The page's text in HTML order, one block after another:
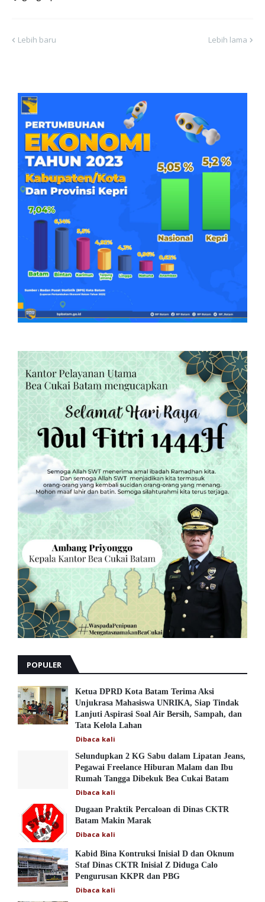
Lebih baru Lebih lama
POPULER
Ketua DPRD Kota Batam Terima Aksi
Unjukrasa Mahasiswa UNRIKA, Siap Tindak
Lanjuti Aspirasi Soal Air Bersih, Sampah, dan
Tata Kelola Lahan
Dibaca kali
Selundupkan 2 KG Sabu dalam Lipatan Jeans,
Pegawai Freelance Hiburan Malam dan Ibu
Rumah Tangga Dibekuk Bea Cukai Batam
Dibaca kali
Dugaan Praktik Percaloan di Dinas CKTR
Batam Makin Marak
Dibaca kali
Kabid Bina Kontruksi Inisial D dan Oknum
Staf Dinas CKTR Inisial Z Diduga Calo
Pengurusan KKPR dan PBG
Dibaca kali